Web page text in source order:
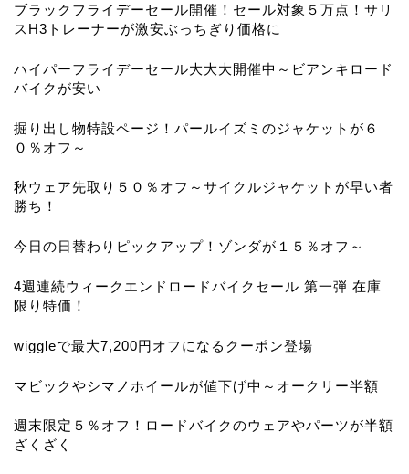
ブラックフライデーセール開催！セール対象５万点！サリ
スH3トレーナーが激安ぶっちぎり価格に
ハイパーフライデーセール大大大開催中～ビアンキロード
バイクが安い
掘り出し物特設ページ！パールイズミのジャケットが６
０％オフ～
秋ウェア先取り５０％オフ～サイクルジャケットが早い者
勝ち！
今日の日替わりピックアップ！ゾンダが１５％オフ～
4週連続ウィークエンドロードバイクセール 第一弾 在庫
限り特価！
wiggleで最大7,200円オフになるクーポン登場
マビックやシマノホイールが値下げ中～オークリー半額
週末限定５％オフ！ロードバイクのウェアやパーツが半額
ざくざく